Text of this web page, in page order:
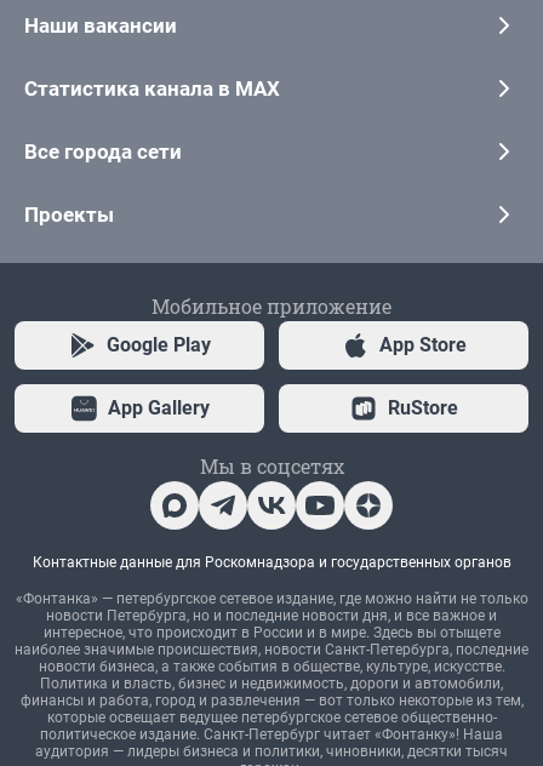
Наши вакансии
Статистика канала в MAX
Все города сети
Проекты
Мобильное приложение
Google Play App Store
App Gallery RuStore
Мы в соцсетях
Контактные данные для Роскомнадзора и государственных органов
«Фонтанка» — петербургское сетевое издание, где можно найти не только
новости Петербурга, но и последние новости дня, и все важное и
интересное, что происходит в России и в мире. Здесь вы отыщете
наиболее значимые происшествия, новости Санкт-Петербурга, последние
новости бизнеса, а также события в обществе, культуре, искусстве.
Политика и власть, бизнес и недвижимость, дороги и автомобили,
финансы и работа, город и развлечения — вот только некоторые из тем,
которые освещает ведущее петербургское сетевое общественно-
политическое издание. Санкт-Петербург читает «Фонтанку»! Наша
аудитория — лидеры бизнеса и политики, чиновники, десятки тысяч